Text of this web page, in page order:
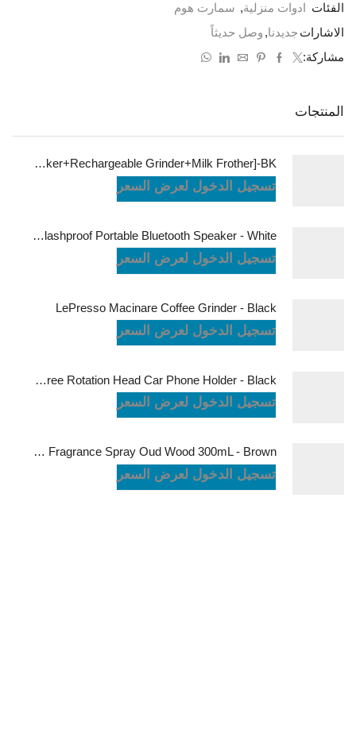
الفئات
ادوات منزلية, سمارت هوم
الاشارات جديدنا, وصل حديثاً
مشاركة:
المنتجات
LePresso Brewology Coffee Kit [Espresso Maker+Rechargeable Grinder+Milk Frother]-BK
تسجيل الدخول لعرض السعر
JBL Charge6 Splashproof Portable Bluetooth Speaker - White
تسجيل الدخول لعرض السعر
LePresso Macinare Coffee Grinder - Black
تسجيل الدخول لعرض السعر
Powerology Logan Magsafe 360 Degree Rotation Head Car Phone Holder - Black
تسجيل الدخول لعرض السعر
Green Lion Fragrance Spray Oud Wood 300mL - Brown
تسجيل الدخول لعرض السعر